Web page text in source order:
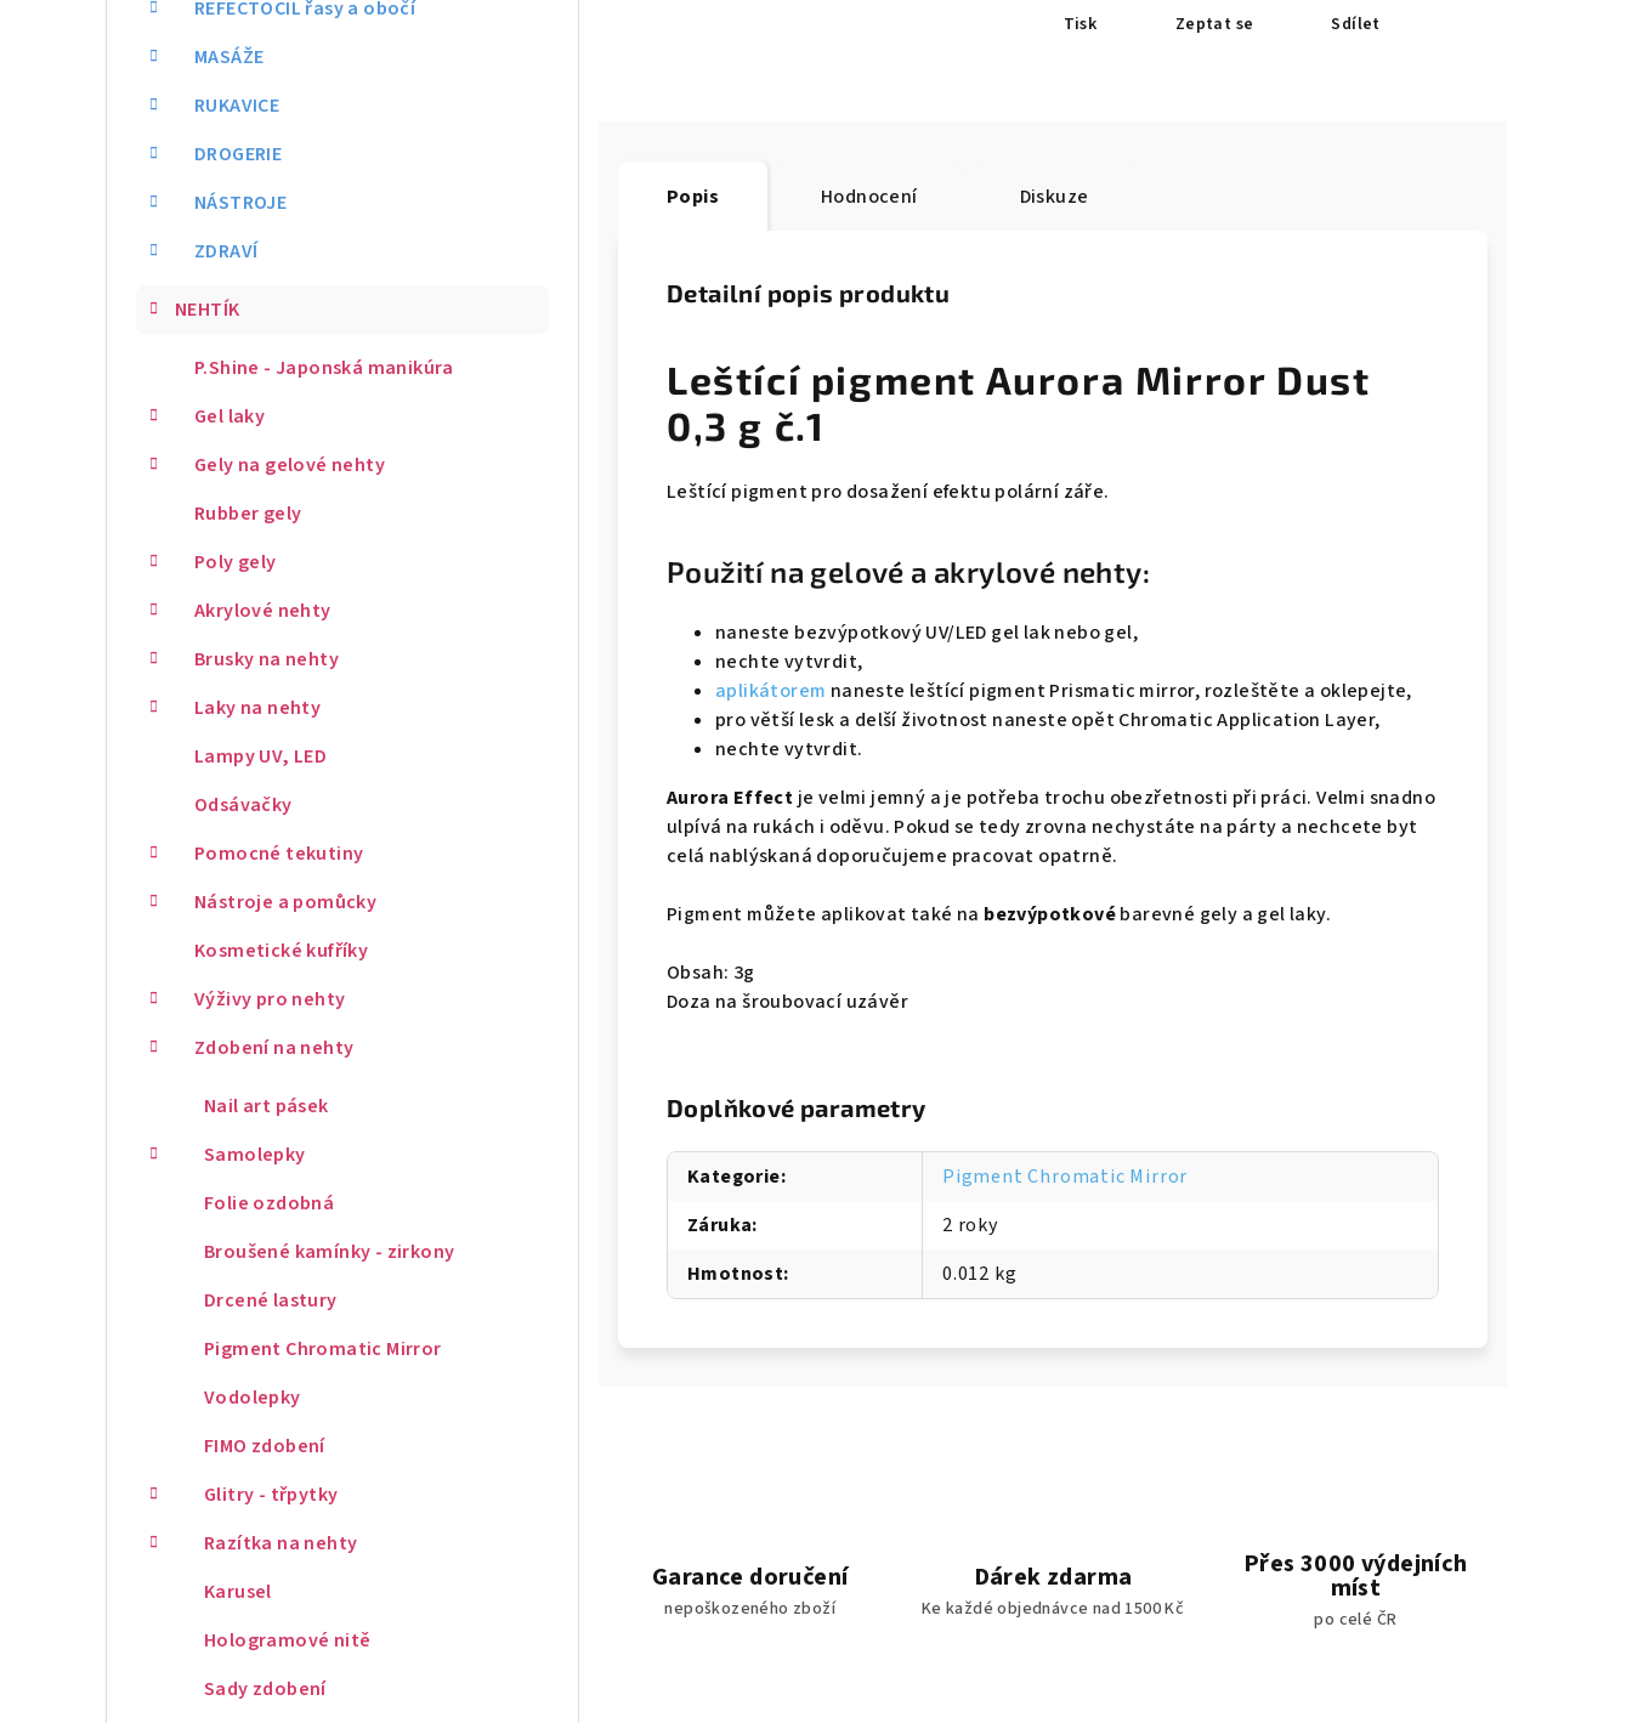
REFECTOCIL řasy a obočí
MASÁŽE
RUKAVICE
DROGERIE
NÁSTROJE
ZDRAVÍ
NEHTÍK
P.Shine - Japonská manikúra
Gel laky
Gely na gelové nehty
Rubber gely
Poly gely
Akrylové nehty
Brusky na nehty
Laky na nehty
Lampy UV, LED
Odsávačky
Pomocné tekutiny
Nástroje a pomůcky
Kosmetické kufříky
Výživy pro nehty
Zdobení na nehty
Nail art pásek
Samolepky
Folie ozdobná
Broušené kamínky - zirkony
Drcené lastury
Pigment Chromatic Mirror
Vodolepky
FIMO zdobení
Glitry - třpytky
Razítka na nehty
Karusel
Hologramové nitě
Sady zdobení
Tisk Zeptat se Sdílet
Popis Hodnocení Diskuze
Detailní popis produktu
Leštící pigment Aurora Mirror Dust
0,3 g č.1
Leštící pigment pro dosažení efektu polární záře.
Použití na gelové a akrylové nehty:
naneste bezvýpotkový UV/LED gel lak nebo gel,
nechte vytvrdit,
aplikátorem naneste leštící pigment Prismatic mirror, rozleštěte a oklepejte,
pro větší lesk a delší životnost naneste opět Chromatic Application Layer,
nechte vytvrdit.
Aurora Effect je velmi jemný a je potřeba trochu obezřetnosti při práci. Velmi snadno
ulpívá na rukách i oděvu. Pokud se tedy zrovna nechystáte na párty a nechcete byt
celá nablýskaná doporučujeme pracovat opatrně.
Pigment můžete aplikovat také na bezvýpotkovébarevné gely a gel laky.
Obsah: 3g
Doza na šroubovací uzávěr
Doplňkové parametry
Kategorie:
Pigment Chromatic Mirror
Záruka:
2 roky
Hmotnost: 0.012 kg
Garance doručení
nepoškozeného zboží
Dárek zdarma
Ke každé objednávce nad 1500 Kč
Přes 3000 výdejních
míst
po celé ČR